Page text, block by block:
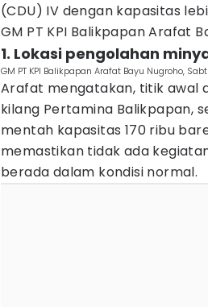
(CDU) IV dengan kapasitas
GM PT KPI Balikpapan Arafat
1. Lokasi pengolahan
GM PT KPI Balikpapan Arafat Bayu Nugroho,
Arafat mengatakan, titik awal
kilang Pertamina Balikpapan,
mentah kapasitas 170 ribu
memastikan tidak ada
berada dalam kondisi normal.